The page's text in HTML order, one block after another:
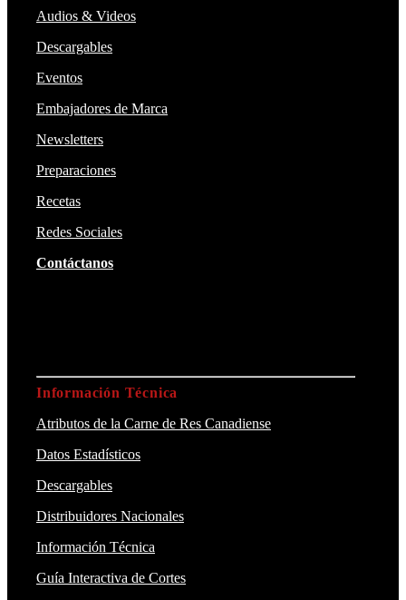
Audios & Videos
Descargables
Eventos
Embajadores de Marca
Newsletters
Preparaciones
Recetas
Redes Sociales
Contáctanos
Información Técnica
Atributos de la Carne de Res Canadiense
Datos Estadísticos
Descargables
Distribuidores Nacionales
Información Técnica
Guía Interactiva de Cortes